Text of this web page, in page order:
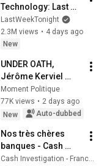
Technology: Last
Week Tonight with
John Oliver (HBO)
LastWeekTonight
2.3M views • 4 days ago
New
UNDER OATH,
Jérôme Kerviel
spills everything to
the National
Assembly!
Moment Politique
77K views • 2 days ago
New
Auto-dubbed
Nos très chères
banques - Cash
investigation
Cash Investigation - France Télévisions